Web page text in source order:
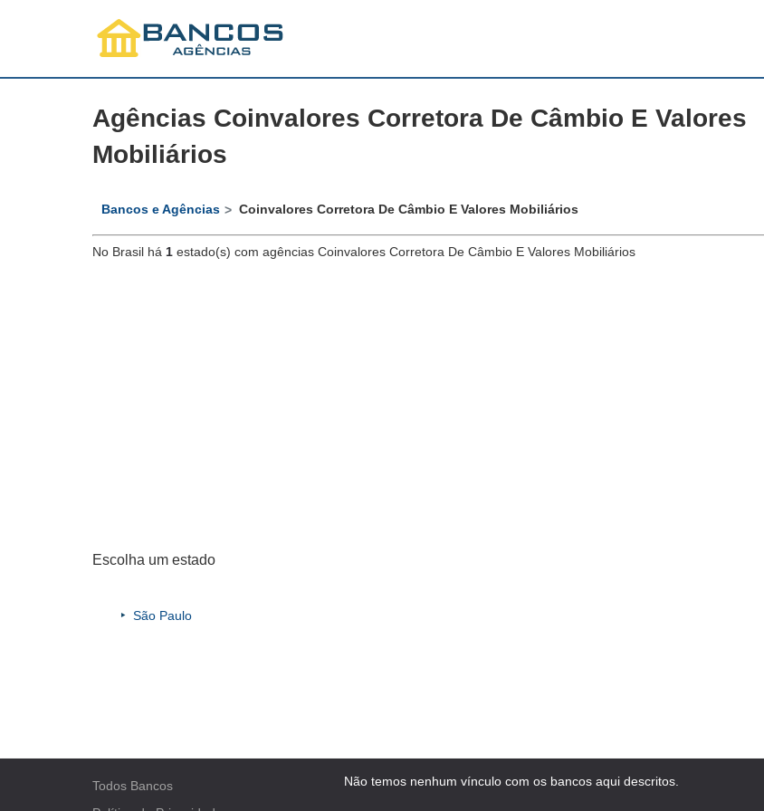
Agências Coinvalores Corretora De Câmbio E Valores
Mobiliários
Bancos e Agências Coinvalores Corretora De Câmbio E Valores Mobiliários
No Brasil há 1 estado(s) com agências Coinvalores Corretora De Câmbio E Valores Mobiliários
Escolha um estado
São Paulo
Todos Bancos
Não temos nenhum vínculo com os bancos aqui descritos.